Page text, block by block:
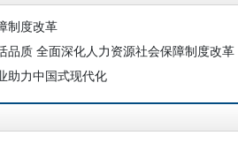
制度改革
品质 全面深化人力资源社会保障制度改革
助力中国式现代化